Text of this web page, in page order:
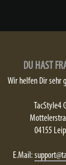
DU HAST
Wir helfen Dir sehr
TacStyle4
04155
E.Mail: